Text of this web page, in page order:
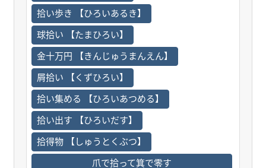
拾い歩き 【ひろいあるき】
球拾い 【たまひろい】
金十万円 【きんじゅうまんえん】
屑拾い 【くずひろい】
拾い集める 【ひろいあつめる】
拾い出す 【ひろいだす】
拾得物 【しゅうとくぶつ】
爪で拾って箕で零す